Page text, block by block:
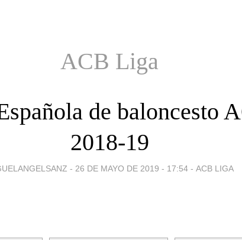
ACB Liga
de baloncesto
2018-19
- 26 DE MAYO DE 2019 - 17:54 - ACB LIGA